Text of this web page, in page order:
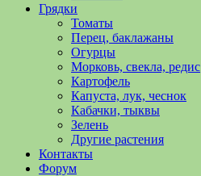
Грядки
Томаты
Перец, баклажаны
Огурцы
Морковь, свекла, редис
Картофель
Капуста, лук, чеснок
Кабачки, тыквы
Зелень
Другие растения
Контакты
Форум